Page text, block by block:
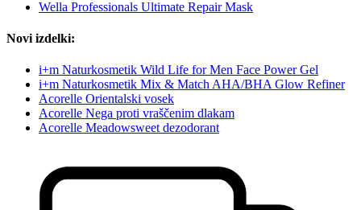
Wella Professionals Ultimate Repair Mask
Novi izdelki:
i+m Naturkosmetik Wild Life for Men Face Power Gel
i+m Naturkosmetik Mix & Match AHA/BHA Glow Refiner
Acorelle Orientalski vosek
Acorelle Nega proti vraščenim dlakam
Acorelle Meadowsweet dezodorant